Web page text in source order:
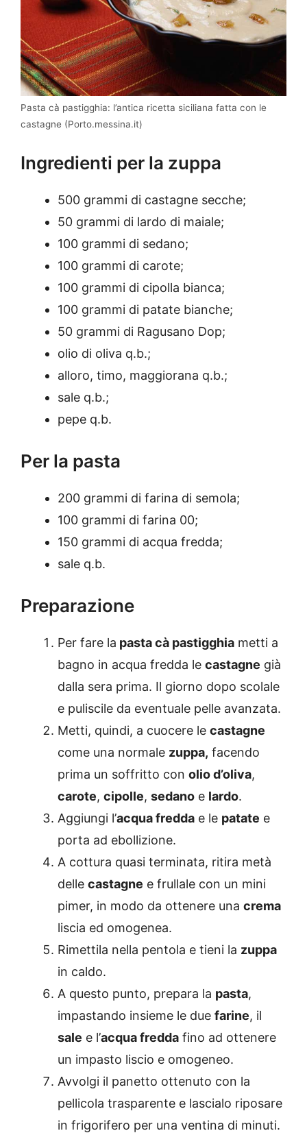
Pasta cà pastigghia: l’antica ricetta siciliana fatta con le
castagne (Porto.messina.it)
Ingredienti per la zuppa
500 grammi di castagne secche;
50 grammi di lardo di maiale;
100 grammi di sedano;
100 grammi di carote;
100 grammi di cipolla bianca;
100 grammi di patate bianche;
50 grammi di Ragusano Dop;
olio di oliva q.b.;
alloro, timo, maggiorana q.b.;
sale q.b.;
pepe q.b.
Per la pasta
200 grammi di farina di semola;
100 grammi di farina 00;
150 grammi di acqua fredda;
sale q.b.
Preparazione
Per fare la pasta cà pastigghia metti a
bagno in acqua fredda le castagne già
dalla sera prima. Il giorno dopo scolale
e puliscile da eventuale pelle avanzata.
Metti, quindi, a cuocere le castagne
come una normale zuppa, facendo
prima un soffritto con olio d’oliva,
carote, cipolle, sedano e lardo.
Aggiungi l’acqua fredda e le patate e
porta ad ebollizione.
A cottura quasi terminata, ritira metà
delle castagne e frullale con un mini
pimer, in modo da ottenere una crema
liscia ed omogenea.
Rimettila nella pentola e tieni la zuppa
in caldo.
A questo punto, prepara la pasta,
impastando insieme le due farine, il
sale e l’acqua fredda fino ad ottenere
un impasto liscio e omogeneo.
Avvolgi il panetto ottenuto con la
pellicola trasparente e lascialo riposare
in frigorifero per una ventina di minuti.